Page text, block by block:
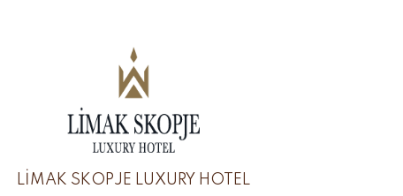
LİMAK SKOPJE LUXURY HOTEL